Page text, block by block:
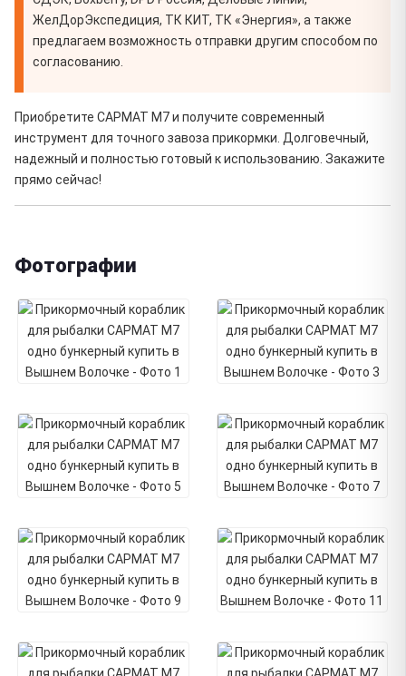
ЖелДорЭкспедиция, ТК КИТ, ТК «Энергия», а также
предлагаем возможность отправки другим способом по
согласованию.
Приобретите САРМАТ М7 и получите современный
инструмент для точного завоза прикормки. Долговечный,
надежный и полностью готовый к использованию. Закажите
прямо сейчас!
Фотографии